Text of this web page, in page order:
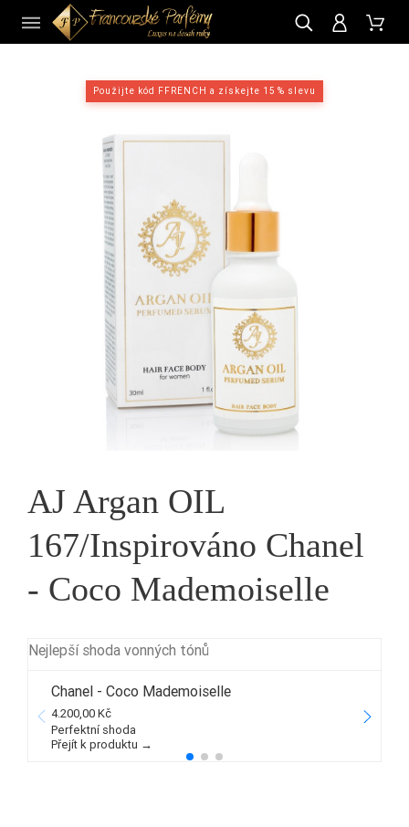
Použijte kód FFRENCH a získejte 15 % slevu
AJ Argan OIL
167/Inspirováno Chanel
- Coco Mademoiselle
Nejlepší shoda vonných tónů
Chanel - Coco Mademoiselle
4.200,00 Kč
Perfektní shoda
Přejít k produktu →
CZ